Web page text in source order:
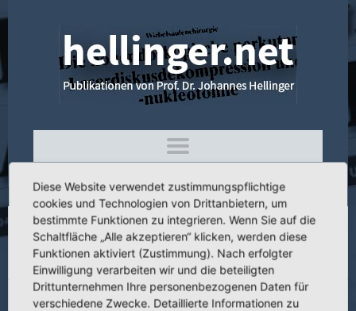
4.242 Experiences on 800
Lasernukleotomies
Diese Website verwendet zustimmungspflichtige
cookies und Technologien von Drittanbietern, um
bestimmte Funktionen zu integrieren. Wenn Sie auf die
Schaltfläche „Alle akzeptieren“ klicken, werden diese
Funktionen aktiviert (Zustimmung). Nach erfolgter
Einwilligung verarbeiten wir und die beteiligten
Drittunternehmen Ihre personenbezogenen Daten für
verschiedene Zwecke. Detaillierte Informationen zu